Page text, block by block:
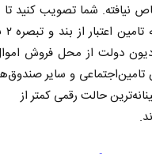
نیافته. شما تصویب کنید
دولت از محل فروش
و سایر
حالت رقمی کمتر از